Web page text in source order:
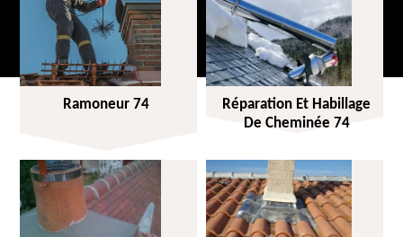
Ramoneur 74
Réparation Et Habillage
De Cheminée 74